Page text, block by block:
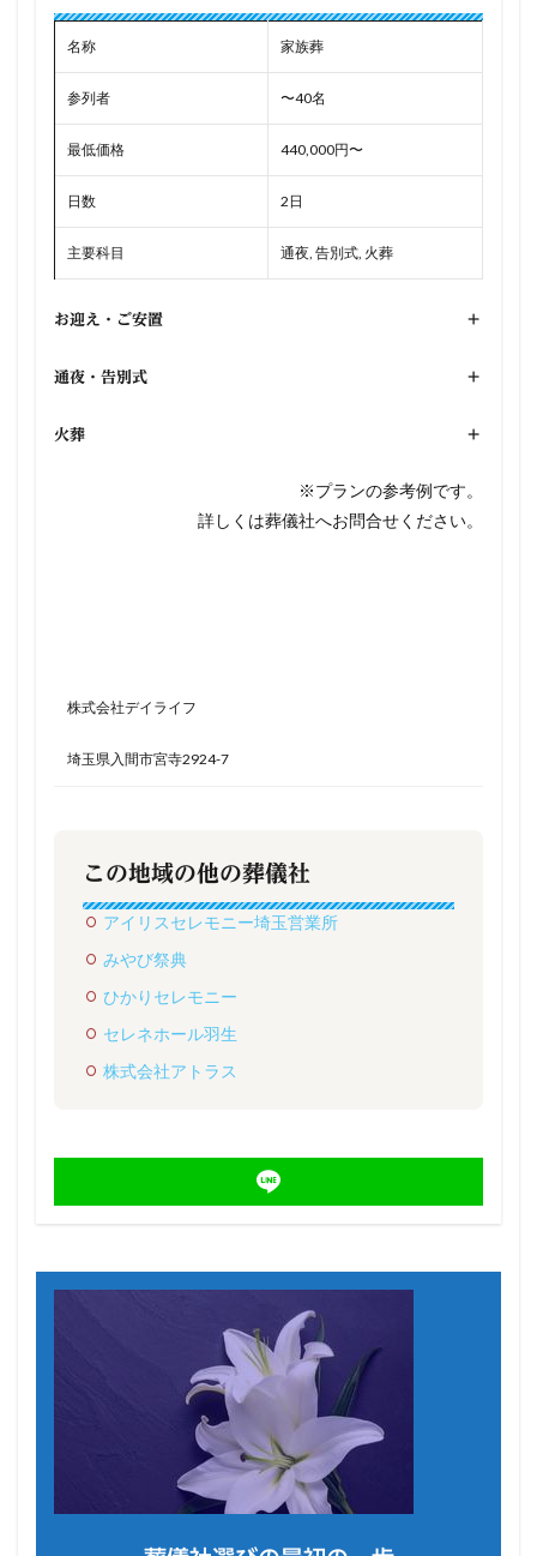
名称 家族葬
参列者 〜40名
最低価格 440,000円〜
日数 2日
主要科目 通夜, 告別式, 火葬
お迎え・ご安置 +
通夜・告別式 +
火葬 +
※プランの参考例です。
詳しくは葬儀社へお問合せください。
株式会社デイライフ
埼玉県入間市宮寺2924-7
この地域の他の葬儀社
アイリスセレモニー埼玉営業所
みやび祭典
ひかりセレモニー
セレネホール羽生
株式会社アトラス